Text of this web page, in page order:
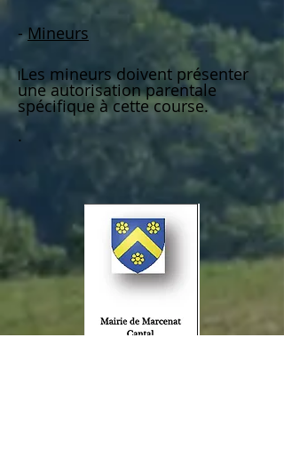
-Mineurs
lLes mineurs doivent présenter
une autorisation parentale
spécifique à cette course.
.